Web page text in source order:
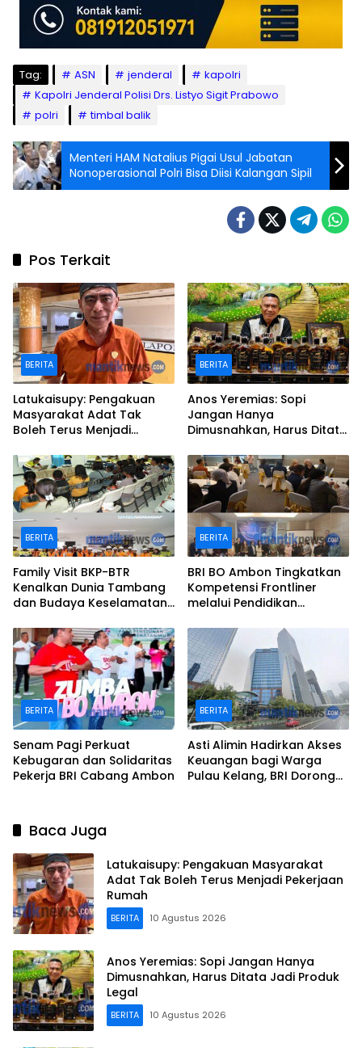
Tag: ASN jenderal
kapolri
Kapolri Jenderal Polisi Drs. Listyo Sigit Prabowo
polri
timbal balik
Menteri HAM Natalius Pigai Usul Jabatan
Nonoperasional Polri Bisa Diisi Kalangan Sipil
Pos Terkait
BERITA
Latukaisupy: Pengakuan
Masyarakat Adat Tak
Boleh Terus Menjadi
BERITA
Anos Yeremias: Sopi
Jangan Hanya
Dimusnahkan, Harus Ditata
BERITA
Family Visit BKP-BTR
Kenalkan Dunia Tambang
dan Budaya Keselamatan
Karyawan
BERITA
BRI BO Ambon Tingkatkan
Kompetensi Frontliner
melalui Pendidikan
BERITA
Senam Pagi Perkuat
Kebugaran dan Solidaritas
Pekerja BRI Cabang Ambon
BERITA
Asti Alimin Hadirkan Akses
Keuangan bagi Warga
Pulau Kelang, BRI Dorong
Baca Juga
Latukaisupy: Pengakuan Masyarakat
Adat Tak Boleh Terus Menjadi Pekerjaan
Rumah
BERITA 10 Agustus 2026
Anos Yeremias: Sopi Jangan Hanya
Dimusnahkan, Harus Ditata Jadi Produk
Legal
BERITA 10 Agustus 2026